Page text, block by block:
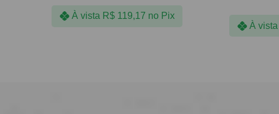
À vista R$119,17 no Pix
À vista